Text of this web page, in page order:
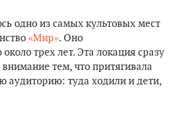
одно из самых культовых мест
«Мир». Оно
трех лет. Эта локация сразу
тем, что притягивала
аудиторию: туда ходили и дети,